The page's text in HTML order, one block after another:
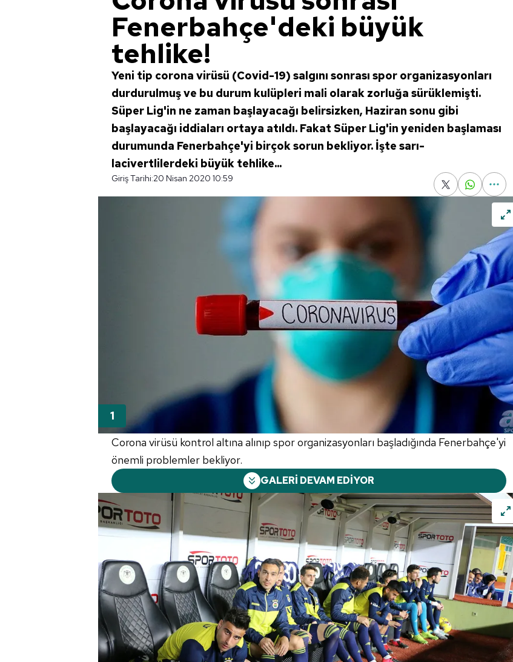
Fenerbahçe'deki büyük
tehlike!
Yeni tip corona virüsü (Covid-19) salgını sonrası spor organizasyonları
durdurulmuş ve bu durum kulüpleri mali olarak zorluğa sürüklemişti.
Süper Lig'in ne zaman başlayacağı belirsizken, Haziran sonu gibi
başlayacağı iddiaları ortaya atıldı. Fakat Süper Lig'in yeniden başlaması
durumunda Fenerbahçe'yi birçok sorun bekliyor. İşte sarı-
lacivertlilerdeki büyük tehlike...
Giriş Tarihi:20 Nisan 2020 10:59
Corona virüsü kontrol altına alınıp spor organizasyonları başladığında Fenerbahçe'yi
önemli problemler bekliyor.
GALERİ DEVAM EDİYOR